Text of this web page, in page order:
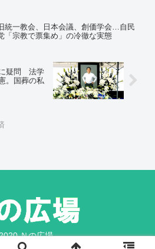
旧統一教会、日本会議、創価学会…自民
「宗教で票集め」の冷徹な実態
疑問 法学
。国葬の私
Ｎの広場.